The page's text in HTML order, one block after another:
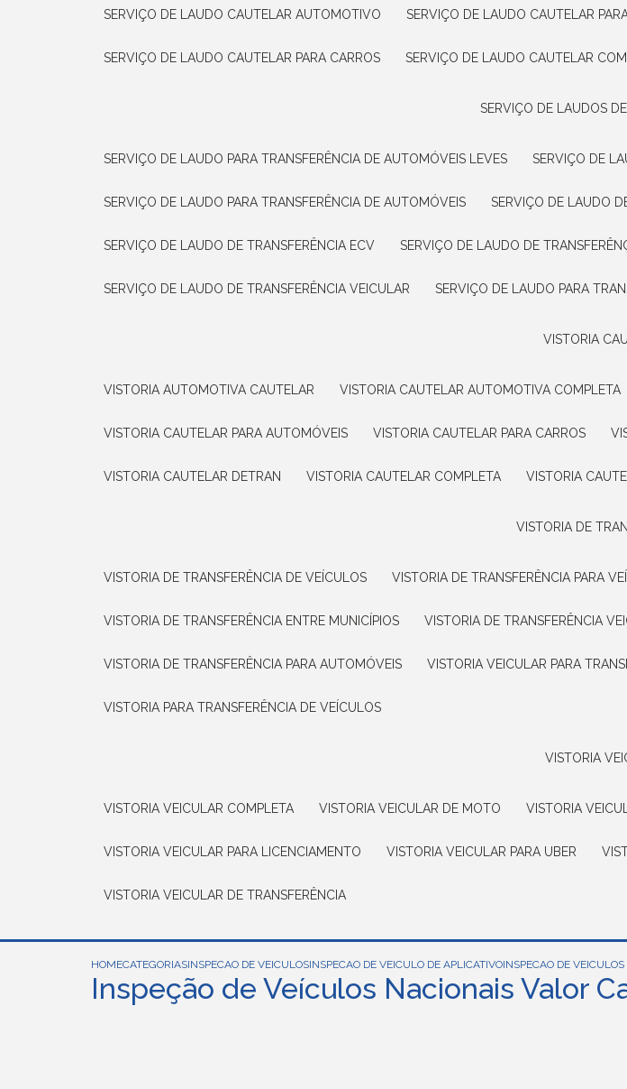
SERVIÇO DE LAUDO CAUTELAR AUTOMOTIVO SERVIÇO DE LAUDO CAUTELAR
SERVIÇO DE LAUDO CAUTELAR PARA CARROS SERVIÇO DE LAUDO CAUTELAR
SERVIÇO DE LAUDOS
SERVIÇO DE LAUDO PARA TRANSFERÊNCIA DE AUTOMÓVEIS LEVES SERVIÇO DE
SERVIÇO DE LAUDO PARA TRANSFERÊNCIA DE AUTOMÓVEIS SERVIÇO DE LAUDO
SERVIÇO DE LAUDO DE TRANSFERÊNCIA ECV SERVIÇO DE LAUDO DE
SERVIÇO DE LAUDO DE TRANSFERÊNCIA VEICULAR SERVIÇO DE LAUDO PARA
VISTORIA
VISTORIA AUTOMOTIVA CAUTELAR VISTORIA CAUTELAR AUTOMOTIVA COMPLETA
VISTORIA CAUTELAR PARA AUTOMÓVEIS VISTORIA CAUTELAR PARA CARROS
VISTORIA CAUTELAR DETRAN VISTORIA CAUTELAR COMPLETA VISTORIA
VISTORIA DE
VISTORIA DE TRANSFERÊNCIA DE VEÍCULOS VISTORIA DE TRANSFERÊNCIA PARA
VISTORIA DE TRANSFERÊNCIA ENTRE MUNICÍPIOS VISTORIA DE TRANSFERÊNCIA
VISTORIA DE TRANSFERÊNCIA PARA AUTOMÓVEIS VISTORIA VEICULAR PARA
VISTORIA PARA TRANSFERÊNCIA DE VEÍCULOS
VISTORIA
VISTORIA VEICULAR COMPLETA VISTORIA VEICULAR DE MOTO VISTORIA
VISTORIA VEICULAR PARA LICENCIAMENTO VISTORIA VEICULAR PARA UBER
VISTORIA VEICULAR DE TRANSFERÊNCIA
HOMECATEGORIASINSPECAO DE VEICULOSINSPECAO DE VEICULO DE APLICATIVOINSPECAO DE
Inspeção de Veículos Nacionais Valor